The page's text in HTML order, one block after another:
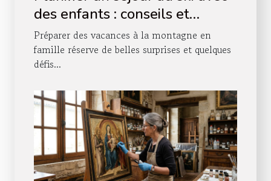
des enfants : conseils et
astuces
Préparer des vacances à la montagne en
famille réserve de belles surprises et quelques
défis...